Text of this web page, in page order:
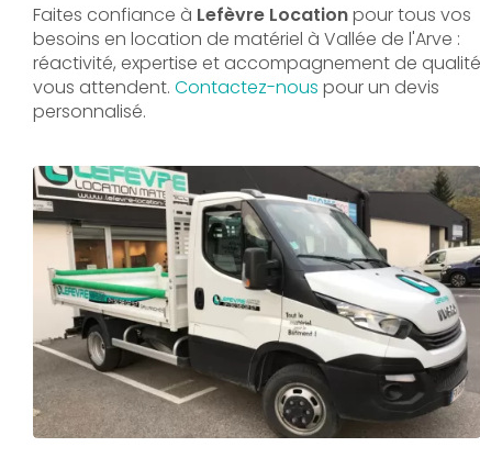
Faites confiance à Lefèvre Locationpour tous vos
besoins en location de matériel à Vallée de l'Arve :
réactivité, expertise et accompagnement de qualité
vous attendent. Contactez-nous pour un devis
personnalisé.